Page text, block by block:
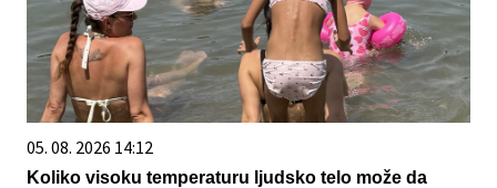
05. 08. 2026 14:12
Koliko visoku temperaturu ljudsko telo može da